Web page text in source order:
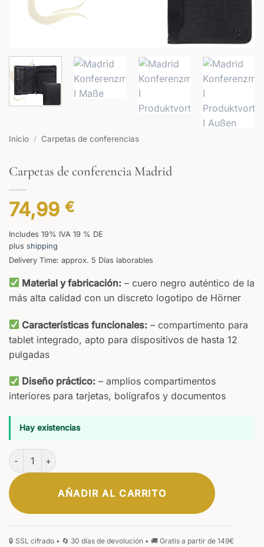
Inicio / Carpetas de conferencias
Carpetas de conferencia Madrid
74,99 €
Includes 19% IVA 19 % DE
plus shipping
Delivery Time: approx. 5 Días laborables
Material y fabricación: – cuero negro auténtico de la
más alta calidad con un discreto logotipo de Hörner
Características funcionales: – compartimento para
tablet integrado, apto para dispositivos de hasta 12
pulgadas
Diseño práctico: – amplios compartimentos
interiores para tarjetas, bolígrafos y documentos
Hay existencias
Carpetas de conferencia Madrid cantidad
AÑADIR AL CARRITO